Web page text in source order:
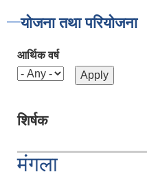
योजना तथा परियोजना
आर्थिक वर्ष
शिर्षक
मंगला